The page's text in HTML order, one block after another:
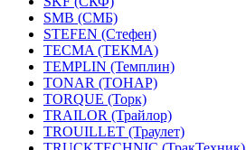
SMB (СМБ)
STEFEN (Стефен)
TECMA (ТЕКМА)
TEMPLIN (Темплин)
TONAR (ТОНАР)
TORQUE (Торк)
TRAILOR (Трайлор)
TROUILLET (Траулет)